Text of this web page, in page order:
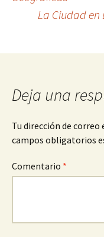
La Ciudad en
Deja una
Tu dirección de
campos obligatorios
Comentario *